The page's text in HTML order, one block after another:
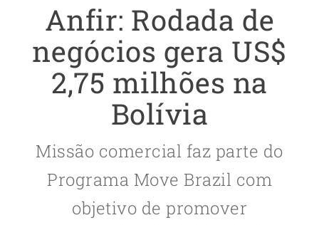
Anfir: Rodada de
negócios gera US$
2,75 milhões na
Bolívia
Missão comercial faz parte do
Programa Move Brazil com
objetivo de promover